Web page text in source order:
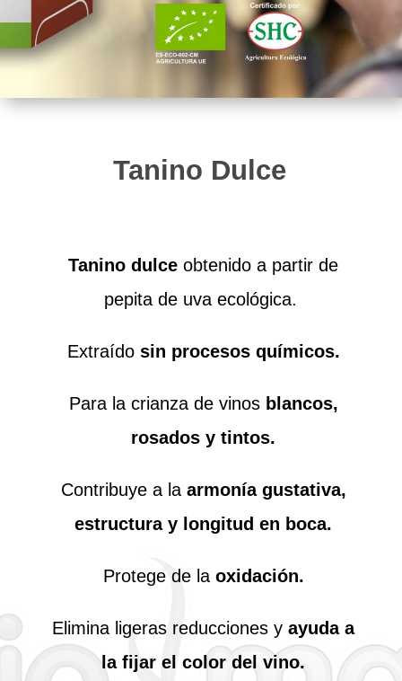
Tanino Dulce
Tanino dulceobtenido a partir de
pepita de uva ecológica.
Extraído sin procesos químicos.
Para la crianza de vinosblancos,
rosados y tintos.
Contribuye a laarmonía gustativa,
estructura y longitud en boca.
Protege de la oxidación.
Elimina ligeras reducciones yayuda a
la fijar el color del vino.